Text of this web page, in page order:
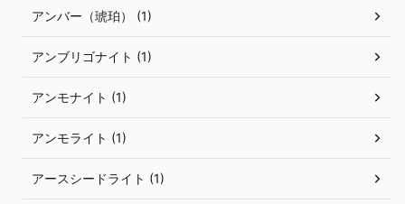
アンバー（琥珀） (1)
アンブリゴナイト (1)
アンモナイト (1)
アンモライト (1)
アースシードライト (1)